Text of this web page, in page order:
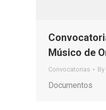
Músico de
Convocatorias By
Documentos